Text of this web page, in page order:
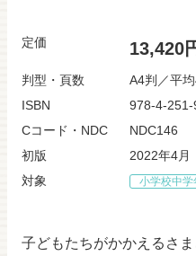
子どもたちがかかえるさ
定価 13,420
判型・頁数
A4判／平
ISBN
978-4-251-
Cコード・NDC
NDC146
初版
2022年4月
対象
小学校中学